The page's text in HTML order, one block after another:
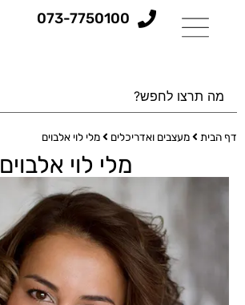
073-7750100
דף הבית מעצבים ואדריכלים מלי לוי אלבוים
מלי לוי אלבוים